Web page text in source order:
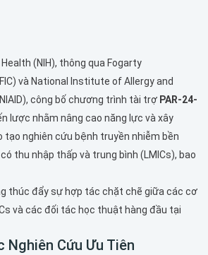
(NIH), thông qua Fogarty
và National Institute of Allergy and
công bố chương trình tài trợ PAR-24-
lược nhằm nâng cao năng lực và xây
tạo nghiên cứu bệnh truyền nhiễm bền
thu nhập thấp và trung bình (LMICs), bao
thúc đẩy sự hợp tác chặt chẽ giữa các cơ
và các đối tác học thuật hàng đầu tại
Nghiên Cứu Ưu Tiên